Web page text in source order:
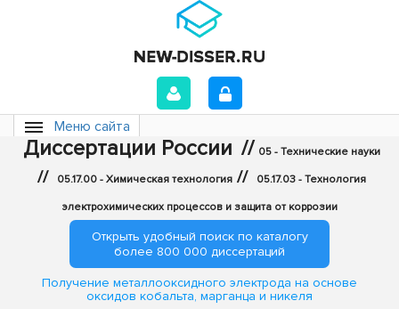
Меню сайта
Диссертации России // 05 - Технические науки
// 05.17.00 - Химическая технология // 05.17.03 - Технология
электрохимических процессов и защита от коррозии
Открыть удобный поиск по каталогу
более 800 000 диссертаций
Получение металлооксидного электрода на основе
оксидов кобальта, марганца и никеля